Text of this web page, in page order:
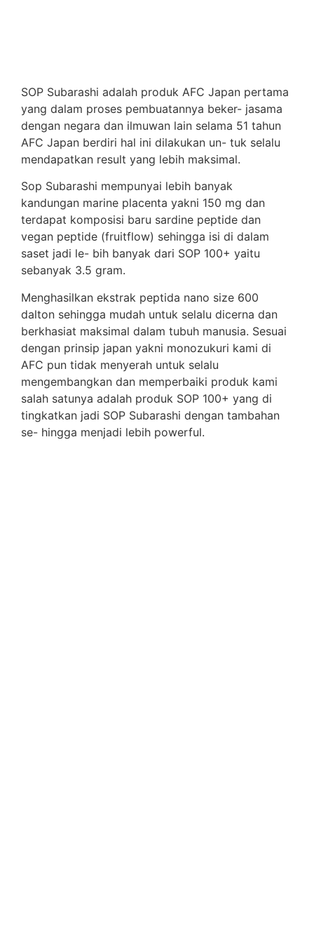
SOP Subarashi adalah produk AFC Japan pertama
yang dalam proses pembuatannya beker- jasama
dengan negara dan ilmuwan lain selama 51 tahun
AFC Japan berdiri hal ini dilakukan un- tuk selalu
mendapatkan result yang lebih maksimal.
Sop Subarashi mempunyai lebih banyak
kandungan marine placenta yakni 150 mg dan
terdapat komposisi baru sardine peptide dan
vegan peptide (fruitflow) sehingga isi di dalam
saset jadi le- bih banyak dari SOP 100+ yaitu
sebanyak 3.5 gram.
Menghasilkan ekstrak peptida nano size 600
dalton sehingga mudah untuk selalu dicerna dan
berkhasiat maksimal dalam tubuh manusia. Sesuai
dengan prinsip japan yakni monozukuri kami di
AFC pun tidak menyerah untuk selalu
mengembangkan dan memperbaiki produk kami
salah satunya adalah produk SOP 100+ yang di
tingkatkan jadi SOP Subarashi dengan tambahan
se- hingga menjadi lebih powerful.